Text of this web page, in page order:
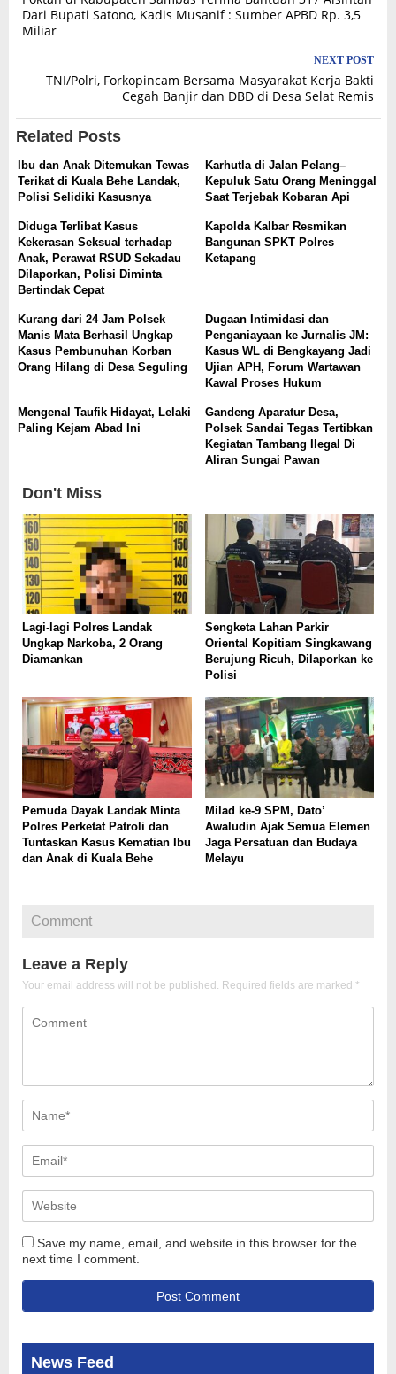
navigation
Dari Bupati Satono, Kadis Musanif : Sumber APBD Rp. 3,5
Miliar
NEXT POST
TNI/Polri, Forkopincam Bersama Masyarakat Kerja Bakti
Cegah Banjir dan DBD di Desa Selat Remis
Related Posts
Ibu dan Anak Ditemukan Tewas
Terikat di Kuala Behe Landak,
Polisi Selidiki Kasusnya
Karhutla di Jalan Pelang–
Kepuluk Satu Orang Meninggal
Saat Terjebak Kobaran Api
Diduga Terlibat Kasus
Kekerasan Seksual terhadap
Anak, Perawat RSUD Sekadau
Dilaporkan, Polisi Diminta
Bertindak Cepat
Kapolda Kalbar Resmikan
Bangunan SPKT Polres
Ketapang
Kurang dari 24 Jam Polsek
Manis Mata Berhasil Ungkap
Kasus Pembunuhan Korban
Orang Hilang di Desa Seguling
Dugaan Intimidasi dan
Penganiayaan ke Jurnalis JM:
Kasus WL di Bengkayang Jadi
Ujian APH, Forum Wartawan
Kawal Proses Hukum
Mengenal Taufik Hidayat, Lelaki
Paling Kejam Abad Ini
Gandeng Aparatur Desa,
Polsek Sandai Tegas Tertibkan
Kegiatan Tambang Ilegal Di
Aliran Sungai Pawan
Don't Miss
Lagi-lagi Polres Landak
Ungkap Narkoba, 2 Orang
Diamankan
Sengketa Lahan Parkir
Oriental Kopitiam Singkawang
Berujung Ricuh, Dilaporkan ke
Polisi
Pemuda Dayak Landak Minta
Polres Perketat Patroli dan
Tuntaskan Kasus Kematian Ibu
dan Anak di Kuala Behe
Milad ke-9 SPM, Dato’
Awaludin Ajak Semua Elemen
Jaga Persatuan dan Budaya
Melayu
Comment
Leave a Reply
Your email address will not be published. Required fields are marked *
Save my name, email, and website in this browser for the
next time I comment.
News Feed